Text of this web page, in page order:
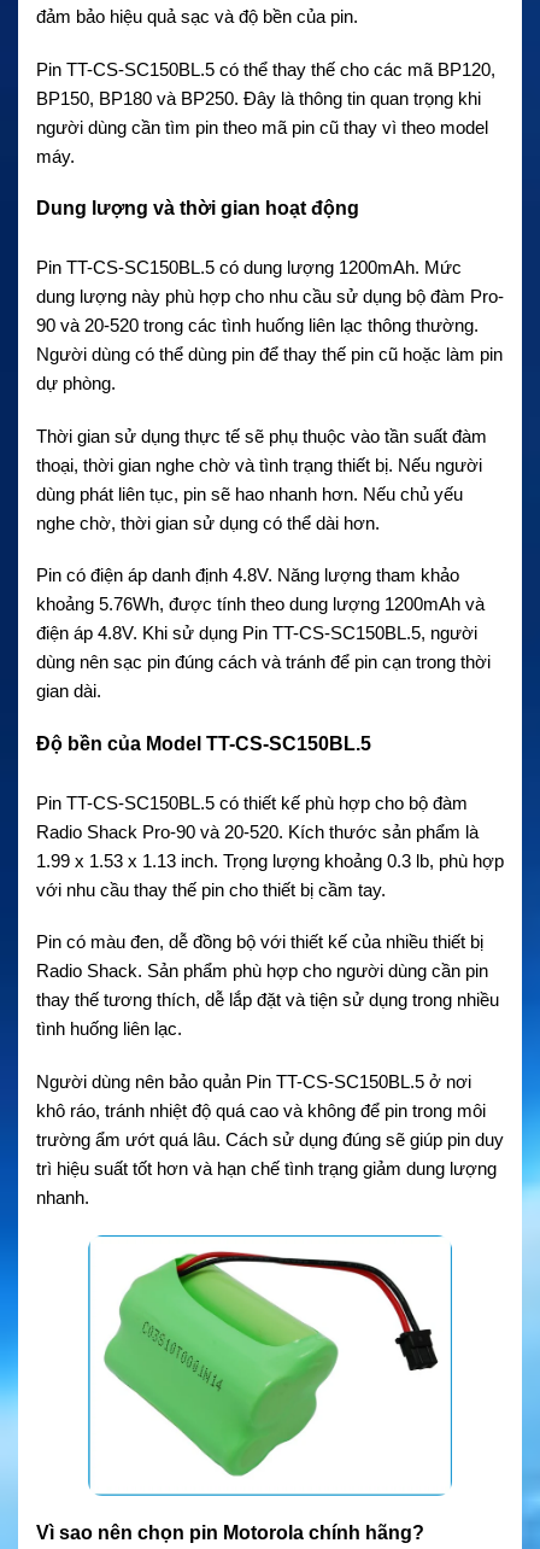
đảm bảo hiệu quả sạc và độ bền của pin.
Pin TT-CS-SC150BL.5 có thể thay thế cho các mã BP120,
BP150, BP180 và BP250. Đây là thông tin quan trọng khi
người dùng cần tìm pin theo mã pin cũ thay vì theo model
máy.
Dung lượng và thời gian hoạt động
Pin TT-CS-SC150BL.5 có dung lượng 1200mAh. Mức
dung lượng này phù hợp cho nhu cầu sử dụng bộ đàm Pro-
90 và 20-520 trong các tình huống liên lạc thông thường.
Người dùng có thể dùng pin để thay thế pin cũ hoặc làm pin
dự phòng.
Thời gian sử dụng thực tế sẽ phụ thuộc vào tần suất đàm
thoại, thời gian nghe chờ và tình trạng thiết bị. Nếu người
dùng phát liên tục, pin sẽ hao nhanh hơn. Nếu chủ yếu
nghe chờ, thời gian sử dụng có thể dài hơn.
Pin có điện áp danh định 4.8V. Năng lượng tham khảo
khoảng 5.76Wh, được tính theo dung lượng 1200mAh và
điện áp 4.8V. Khi sử dụng Pin TT-CS-SC150BL.5, người
dùng nên sạc pin đúng cách và tránh để pin cạn trong thời
gian dài.
Độ bền của Model TT-CS-SC150BL.5
Pin TT-CS-SC150BL.5 có thiết kế phù hợp cho bộ đàm
Radio Shack Pro-90 và 20-520. Kích thước sản phẩm là
1.99 x 1.53 x 1.13 inch. Trọng lượng khoảng 0.3 lb, phù hợp
với nhu cầu thay thế pin cho thiết bị cầm tay.
Pin có màu đen, dễ đồng bộ với thiết kế của nhiều thiết bị
Radio Shack. Sản phẩm phù hợp cho người dùng cần pin
thay thế tương thích, dễ lắp đặt và tiện sử dụng trong nhiều
tình huống liên lạc.
Người dùng nên bảo quản Pin TT-CS-SC150BL.5 ở nơi
khô ráo, tránh nhiệt độ quá cao và không để pin trong môi
trường ẩm ướt quá lâu. Cách sử dụng đúng sẽ giúp pin duy
trì hiệu suất tốt hơn và hạn chế tình trạng giảm dung lượng
nhanh.
Vì sao nên chọn pin Motorola chính hãng?